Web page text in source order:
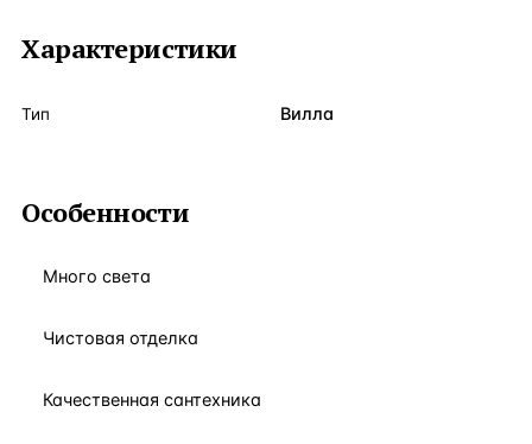
Характеристики
Тип Вилла
Особенности
Много света
Чистовая отделка
Качественная сантехника